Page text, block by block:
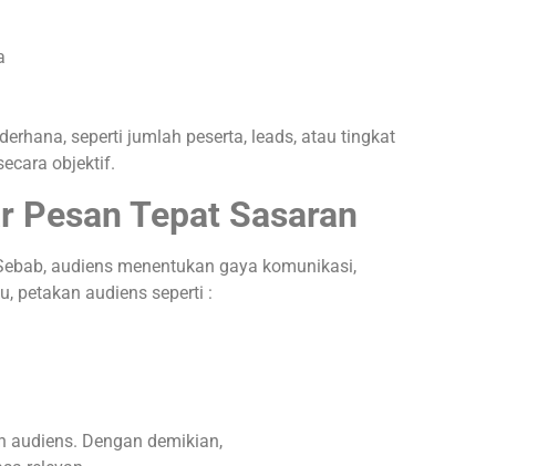
seperti jumlah peserta, leads, atau tingkat
objektif.
Pesan Tepat Sasaran
audiens menentukan gaya komunikasi,
petakan audiens seperti :
audiens. Dengan demikian,